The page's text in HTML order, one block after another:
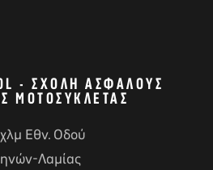
- ΣΧΟΛΉ ΑΣΦΑΛΟΎΣ
ΜΟΤΟΣΥΚΛΈΤΑΣ
Εθν. Οδού
Λαμίας